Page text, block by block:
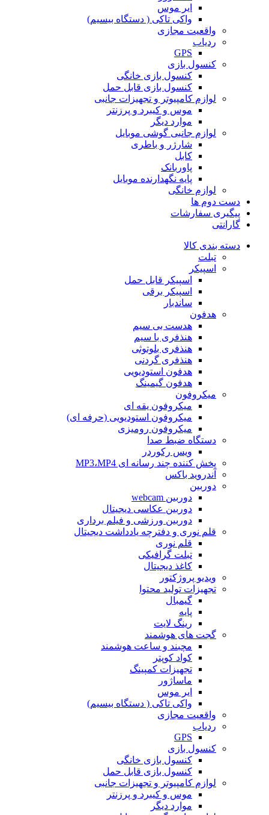
ایر موس
واکی تاکی ( دستگاه بیسیم)
واقعیت مجازی
ردیاب
GPS
کنسول بازی
کنسول بازی خانگی
کنسول بازی قابل حمل
لوازم کامپیوتر و تجهیزات جانبی
موس و کیبرد و پرزنتر
موارد دیگر
لوازم جانبی گوشی موبایل
شارژر و باطری
کابل
پاوربانک
پایه نگهدارنده موبایل
لوازم خانگی
دست دوم ها
پیگیری سفارشات
گارانتی
دسته بندی کالا
تبلت
اسپیکر
اسپیکر قابل حمل
اسپیکر برقی
ساندبار
هدفون
هدست بی سیم
هنذفری با سیم
هنذفری بلوتوثی
هنذفری گردنی
هدفون استودیویی
هدفون گیمینگ
میکروفون
میکروفون یقه ای
میکروفون استودیویی (حرفه ای)
میکروفون رومیزی
دستگاه ضبط صدا
ویس رکوردر
پخش کننده چند رسانه ای MP3،MP4
آندروید باکس
دوربین
دوربین webcam
دوربین عکاسی دیجیتال
دوربین‌ ورزشی و فیلم برداری
قلم نوری و دفترچه یادداشت دیجیتال
قلم نوری
تبلت گرافیکی
کاغذ دیجیتال
ویدیو پروژکتور
تجهیزات تولید محتوا
گیمبال
پایه
رینگ لایت
گجت های هوشمند
مچبند و ساعت هوشمند
کواد کوپتر
تجهیزات کمپینگ
ماساژور
ایر موس
واکی تاکی ( دستگاه بیسیم)
واقعیت مجازی
ردیاب
GPS
کنسول بازی
کنسول بازی خانگی
کنسول بازی قابل حمل
لوازم کامپیوتر و تجهیزات جانبی
موس و کیبرد و پرزنتر
موارد دیگر